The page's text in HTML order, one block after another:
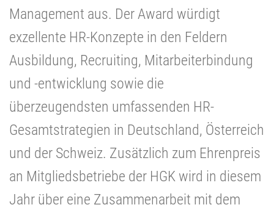
Management aus. Der Award würdigt
exzellente HR-Konzepte in den Feldern
Ausbildung, Recruiting, Mitarbeiterbindung
und -entwicklung sowie die
überzeugendsten umfassenden HR-
Gesamtstrategien in Deutschland, Österreich
und der Schweiz. Zusätzlich zum Ehrenpreis
an Mitgliedsbetriebe der HGK wird in diesem
Jahr über eine Zusammenarbeit mit dem